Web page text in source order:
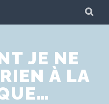
JE NE
À LA